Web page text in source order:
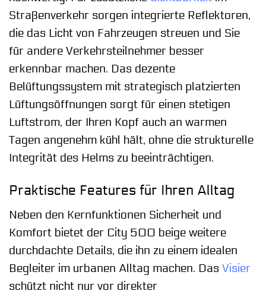
Straßenverkehr sorgen integrierte Reflektoren,
die das Licht von Fahrzeugen streuen und Sie
für andere Verkehrsteilnehmer besser
erkennbar machen. Das dezente
Belüftungssystem mit strategisch platzierten
Lüftungsöffnungen sorgt für einen stetigen
Luftstrom, der Ihren Kopf auch an warmen
Tagen angenehm kühl hält, ohne die strukturelle
Integrität des Helms zu beeinträchtigen.
Praktische Features für Ihren Alltag
Neben den Kernfunktionen Sicherheit und
Komfort bietet der City 500 beige weitere
durchdachte Details, die ihn zu einem idealen
Begleiter im urbanen Alltag machen. Das Visier
schützt nicht nur vor direkter